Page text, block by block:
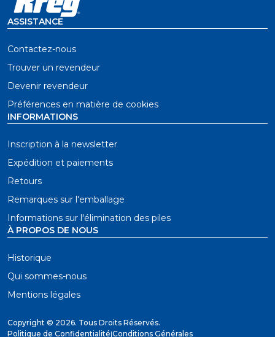
ASSISTANCE
Contactez-nous
Trouver un revendeur
Devenir revendeur
Préférences en matière de cookies
INFORMATIONS
Inscription à la newsletter
Expédition et paiements
Retours
Remarques sur l'emballage
Informations sur l'élimination des piles
À PROPOS DE NOUS
Historique
Qui sommes-nous
Mentions légales
Copyright © 2026. Tous Droits Réservés.
Politique de Confidentialité|Conditions Générales